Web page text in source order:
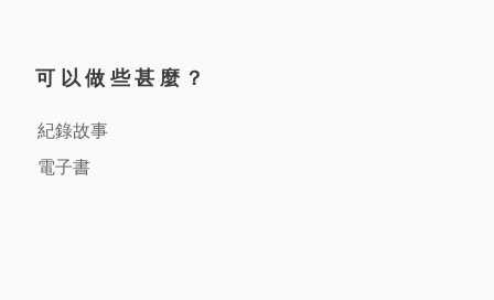
可以做些甚麼？
紀錄故事
電子書